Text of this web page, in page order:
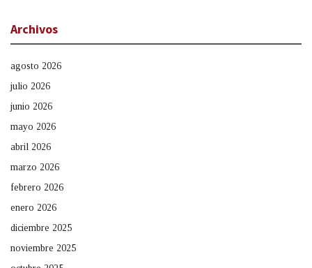
Archivos
agosto 2026
julio 2026
junio 2026
mayo 2026
abril 2026
marzo 2026
febrero 2026
enero 2026
diciembre 2025
noviembre 2025